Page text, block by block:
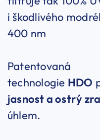
i škodlivého
400 nm
Patentovaná
technologie HDO
jasnost a ostrý
úhlem.